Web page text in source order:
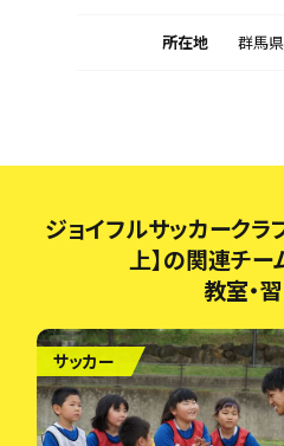
所在地 群馬
ジョイフルサッカークラ
上】の関連チー
教室・
サッカー